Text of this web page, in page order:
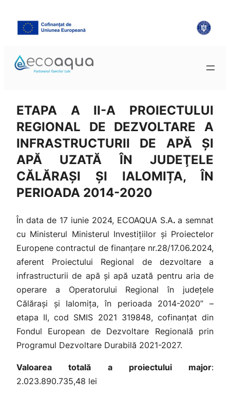
ETAPA A II-A PROIECTULUI
REGIONAL DE DEZVOLTARE A
INFRASTRUCTURII DE APĂ ŞI
APĂ UZATĂ ÎN JUDEŢELE
CĂLĂRAȘI ȘI IALOMIȚA, ÎN
PERIOADA 2014-2020
În data de 17 iunie 2024, ECOAQUA S.A. a semnat
cu Ministerul Ministerul Investițiilor și Proiectelor
Europene contractul de finanțare nr.28/17.06.2024,
aferent Proiectului Regional de dezvoltare a
infrastructurii de apă și apă uzată pentru aria de
operare a Operatorului Regional în județele
Călărași și Ialomița, în perioada 2014-2020” –
etapa II,cod SMIS 2021 319848, cofinanțat din
Fondul European de Dezvoltare Regională prin
Programul Dezvoltare Durabilă 2021-2027.
Valoarea totală a proiectului major:
2.023.890.735,48 lei